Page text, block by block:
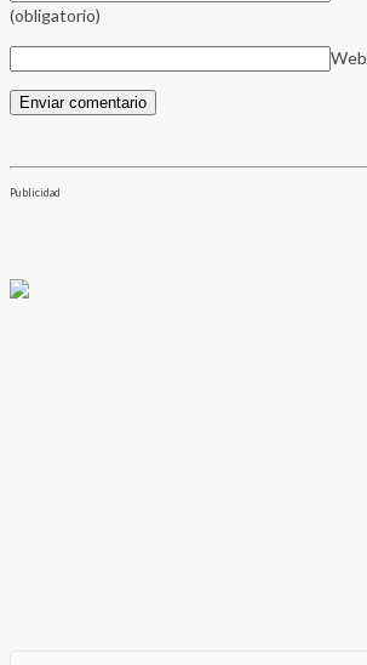
(obligatorio)
Web
Publicidad